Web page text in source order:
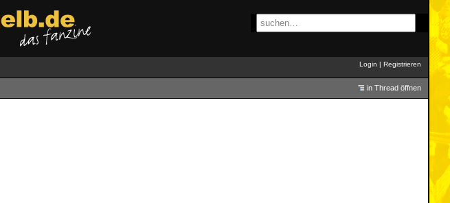
Login | Registrieren
in Thread öffnen